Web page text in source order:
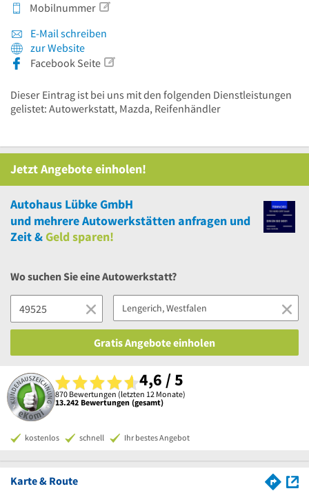
Mobilnummer
E-Mail schreiben
zur Website
Facebook Seite
Dieser Eintrag ist bei uns mit den folgenden Dienstleistungen
gelistet: Autowerkstatt, Mazda, Reifenhändler
Jetzt Angebote einholen!
Autohaus Lübke GmbH
und mehrereAutowerkstätten anfragen und
Zeit &Geld sparen!
Wo suchen Sie eine Autowerkstatt?
Gratis Angebote einholen
4,6 / 5
870 Bewertungen (letzten 12 Monate)
13.242 Bewertungen (gesamt)
kostenlos schnell Ihr bestes Angebot
Karte & Route